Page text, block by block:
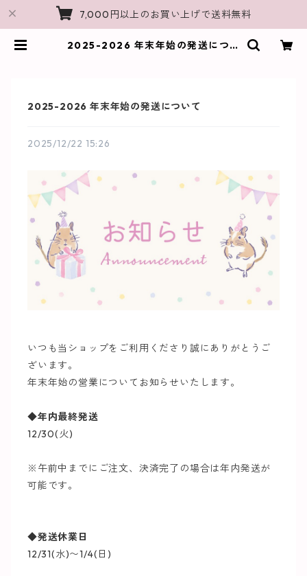
7,000円以上のお買い上げで送料無料
2025-2026 年末年始の発送につい
2025-2026 年末年始の発送について
2025/12/22 15:26
いつも当ショップをご利用くださり誠にありがとうご
ざいます。
年末年始の営業についてお知らせいたします。
◆年内最終発送
12/30(火)
※午前中までにご注文、決済完了の場合は年内発送が
可能です。
◆発送休業日
12/31(水)〜1/4(日)